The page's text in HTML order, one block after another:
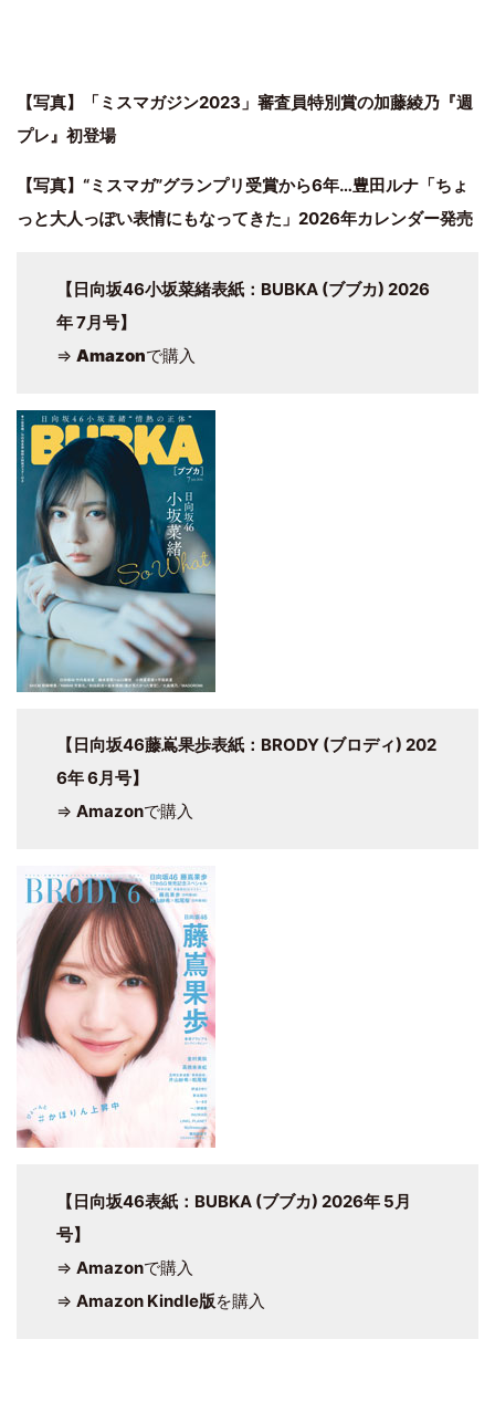
【写真】「ミスマガジン2023」審査員特別賞の加藤綾乃『週
プレ』初登場
【写真】“ミスマガ”グランプリ受賞から6年…豊田ルナ「ちょ
っと大人っぽい表情にもなってきた」2026年カレンダー発売
【日向坂46小坂菜緒表紙：BUBKA (ブブカ) 2026
年 7月号】
⇒ Amazonで購入
【日向坂46藤嶌果歩表紙：BRODY (ブロディ) 202
6年 6月号】
⇒ Amazonで購入
【日向坂46表紙：BUBKA (ブブカ) 2026年 5月
号】
⇒ Amazonで購入
⇒ Amazon Kindle版を購入